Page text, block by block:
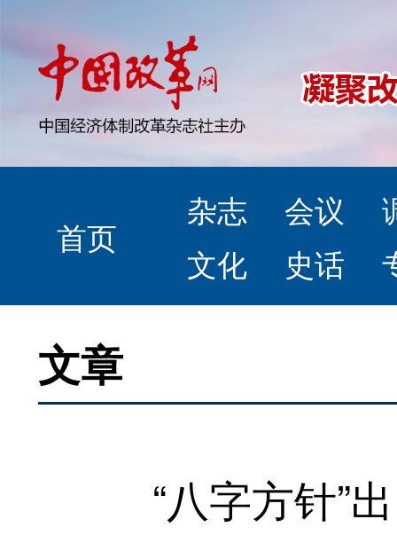
首页
杂志 会议
文化
史话
文章
“八字方针”